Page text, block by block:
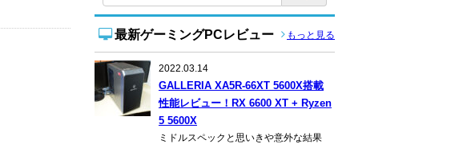
最新ゲーミングPCレビュー もっと見る
2022.03.14
GALLERIA XA5R-66XT 5600X搭載
性能レビュー！RX 6600 XT + Ryzen
5 5600X
ミドルスペックと思いきや意外な結果